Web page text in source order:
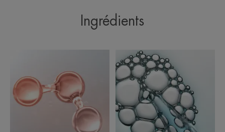
de pollution et matifie.
• DÉMAQUILLE : le visage et les yeux, dès le 1er
coton*
• NETTOIE : Élimine les impuretés et les particules
de pollution
• MATIFIE : Réduit l'excès de sébum grâce à
l'acide glutamique
Ingrédients